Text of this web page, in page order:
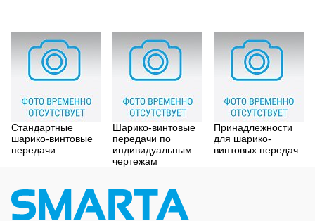
Стандартные
шарико-винтовые
передачи
Шарико-винтовые
передачи по
индивидуальным
чертежам
Принадлежности
для шарико-
винтовых передач